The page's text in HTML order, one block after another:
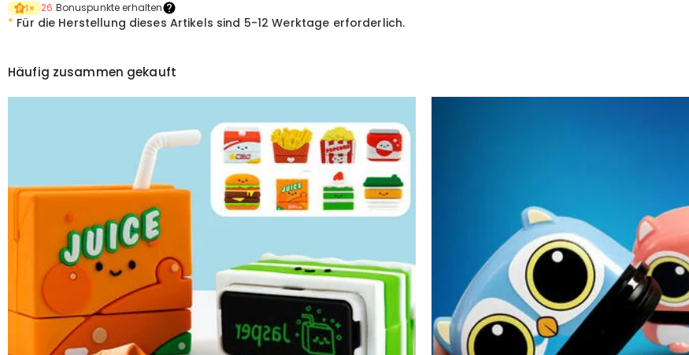
1× 26 Bonuspunkte erhalten
* Für die Herstellung dieses Artikels sind 5-12 Werktage erforderlich.
Häufig zusammen gekauft